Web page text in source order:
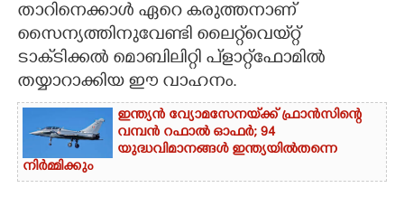
താറിനെക്കാൾ ഏറെ കരുത്തനാണ്
സൈന്യത്തിനുവേണ്ടി ലൈറ്റ്‌വെയ്‌റ്റ്
ടാക്‌ടിക്കൽ മൊബിലിറ്റി പ്‌ളാറ്റ്‌ഫോമിൽ
തയ്യാറാക്കിയ ഈ വാഹനം.
ഇന്ത്യൻ വ്യോമസേനയ്‌ക്ക് ഫ്രാൻസിന്റെ
വമ്പൻ റഫാൽ ഓഫർ; 94
യുദ്ധവിമാനങ്ങൾ ഇന്ത്യയിൽതന്നെ
നിർ‌മ്മിക്കും